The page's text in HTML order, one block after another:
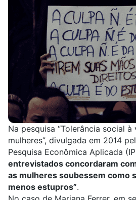
Na pesquisa “Tolerância social
mulheres”, divulgada em 2014
Pesquisa Econômica Aplicada
entrevistados concordaram
as mulheres soubessem como
menos estupros”.